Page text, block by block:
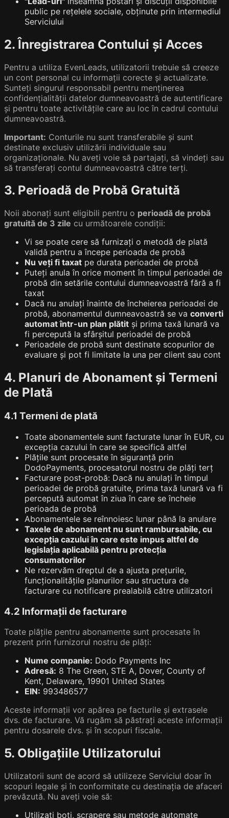
public pe rețelele sociale, obținute prin intermediul
Serviciului
2. Înregistrarea Contului și Acces
Pentru a utiliza EvenLeads, utilizatorii trebuie să creeze
un cont personal cu informații corecte și actualizate.
Sunteți singurul responsabil pentru menținerea
confidențialității datelor dumneavoastră de autentificare
și pentru toate activitățile care au loc în cadrul contului
dumneavoastră.
Important: Conturile nu sunt transferabile și sunt
destinate exclusiv utilizării individuale sau
organizaționale. Nu aveți voie să partajați, să vindeți sau
să transferați contul dumneavoastră către terți.
3. Perioadă de Probă Gratuită
Noii abonați sunt eligibili pentru o perioadă de probă
gratuită de 3 zile cu următoarele condiții:
Vi se poate cere să furnizați o metodă de plată
validă pentru a începe perioada de probă
Nu veți fi taxat pe durata perioadei de probă
Puteți anula în orice moment în timpul perioadei de
probă din setările contului dumneavoastră fără a fi
taxat
Dacă nu anulați înainte de încheierea perioadei de
probă, abonamentul dumneavoastră se va converti
automat într-un plan plătit și prima taxă lunară va
fi percepută la sfârșitul perioadei de probă
Perioadele de probă sunt destinate scopurilor de
evaluare și pot fi limitate la una per client sau cont
4. Planuri de Abonament și Termeni
de Plată
4.1 Termeni de plată
Toate abonamentele sunt facturate lunar în EUR, cu
excepția cazului în care se specifică altfel
Plățile sunt procesate în siguranță prin
DodoPayments, procesatorul nostru de plăți terț
Facturare post-probă: Dacă nu anulați în timpul
perioadei de probă gratuite, prima taxă lunară va fi
percepută automat în ziua în care se încheie
perioada de probă
Abonamentele se reînnoiesc lunar până la anulare
Taxele de abonament nu sunt rambursabile, cu
excepția cazului în care este impus altfel de
legislația aplicabilă pentru protecția
consumatorilor
Ne rezervăm dreptul de a ajusta prețurile,
funcționalitățile planurilor sau structura de
facturare cu notificare prealabilă către utilizatori
4.2 Informații de facturare
Toate plățile pentru abonamente sunt procesate în
prezent prin furnizorul nostru de plăți:
Nume companie: Dodo Payments Inc
Adresă: 8 The Green, STE A, Dover, County of
Kent, Delaware, 19901 United States
EIN: 993486577
Aceste informații vor apărea pe facturile și extrasele
dvs. de facturare. Vă rugăm să păstrați aceste informații
pentru dosarele dvs. și în scopuri fiscale.
5. Obligațiile Utilizatorului
Utilizatorii sunt de acord să utilizeze Serviciul doar în
scopuri legale și în conformitate cu destinația de afaceri
prevăzută. Nu aveți voie să:
Utilizați boți, scrapere sau metode automate